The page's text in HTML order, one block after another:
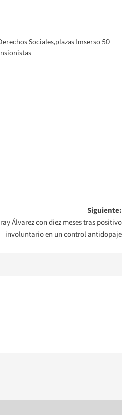
Sociales,plazas Imserso 50
Siguiente:
Álvarez con diez meses tras positivo
involuntario en un control antidopaje